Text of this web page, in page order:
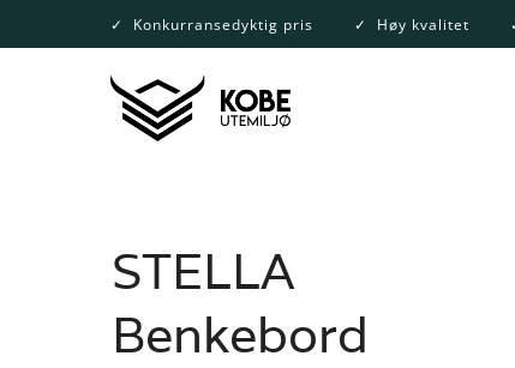
to
✓ Konkurransedyktig pris ✓ Høy kvalitet
STELLA
Benkebord